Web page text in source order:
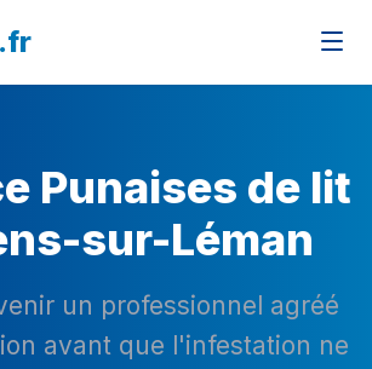
Punaises de lit
sur-Léman
un professionnel agréé
avant que l'infestation ne